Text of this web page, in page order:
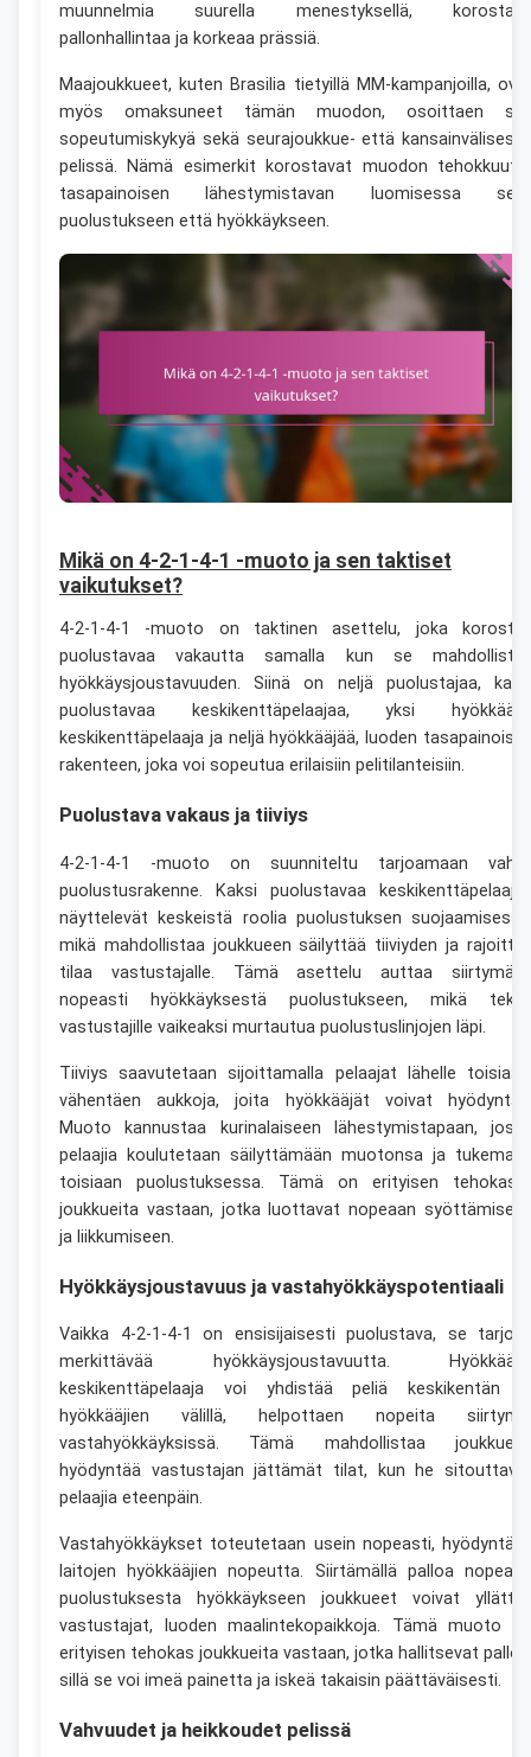
muunnelmia suurella menestyksellä,
pallonhallintaa ja korkeaa prässiä.
Maajoukkueet, kuten Brasilia tietyillä MM-kampanjoilla,
myös omaksuneet tämän muodon, osoittaen
sopeutumiskykyä sekä seurajoukkue- että
pelissä. Nämä esimerkit korostavat muodon
tasapainoisen lähestymistavan luomisessa
puolustukseen että hyökkäykseen.
Mikä on 4-2-1-4-1 -muoto ja sen taktiset
vaikutukset?
4-2-1-4-1 -muoto on taktinen asettelu, joka
puolustavaa vakautta samalla kun se
hyökkäysjoustavuuden. Siinä on neljä puolustajaa,
puolustavaa keskikenttäpelaajaa, yksi
keskikenttäpelaaja ja neljä hyökkääjää, luoden
rakenteen, joka voi sopeutua erilaisiin pelitilanteisiin.
Puolustava vakaus ja tiiviys
4-2-1-4-1 -muoto on suunniteltu tarjoamaan
puolustusrakenne. Kaksi puolustavaa
näyttelevät keskeistä roolia puolustuksen
mikä mahdollistaa joukkueen säilyttää tiiviyden ja
tilaa vastustajalle. Tämä asettelu auttaa
nopeasti hyökkäyksestä puolustukseen, mikä
vastustajille vaikeaksi murtautua puolustuslinjojen läpi.
Tiiviys saavutetaan sijoittamalla pelaajat lähelle
vähentäen aukkoja, joita hyökkääjät voivat
Muoto kannustaa kurinalaiseen lähestymistapaan,
pelaajia koulutetaan säilyttämään muotonsa ja
toisiaan puolustuksessa. Tämä on erityisen
joukkueita vastaan, jotka luottavat nopeaan
ja liikkumiseen.
Hyökkäysjoustavuus ja vastahyökkäyspotentiaali
Vaikka 4-2-1-4-1 on ensisijaisesti puolustava, se
merkittävää hyökkäysjoustavuutta.
keskikenttäpelaaja voi yhdistää peliä keskikentän
hyökkääjien välillä, helpottaen nopeita
vastahyökkäyksissä. Tämä mahdollistaa
hyödyntää vastustajan jättämät tilat, kun he
pelaajia eteenpäin.
Vastahyökkäykset toteutetaan usein nopeasti,
laitojen hyökkääjien nopeutta. Siirtämällä palloa
puolustuksesta hyökkäykseen joukkueet voivat
vastustajat, luoden maalintekopaikkoja. Tämä muoto
erityisen tehokas joukkueita vastaan, jotka hallitsevat
sillä se voi imeä painetta ja iskeä takaisin päättäväisesti.
Vahvuudet ja heikkoudet pelissä